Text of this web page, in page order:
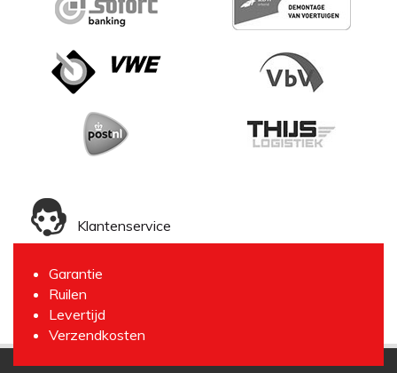
Klantenservice
Garantie
Ruilen
Levertijd
Verzendkosten